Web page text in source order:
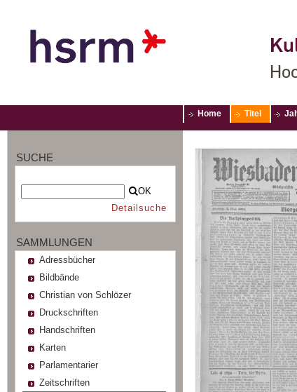
Home Titel
SUCHE
OK
Detailsuche
SAMMLUNGEN
Adressbücher
Bildbände
Christian von Schlözer
Druckschriften
Handschriften
Karten
Parlamentarier
Zeitschriften